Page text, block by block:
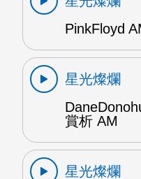
PinkFloyd
星光燦爛
賞析 AM
星光燦爛